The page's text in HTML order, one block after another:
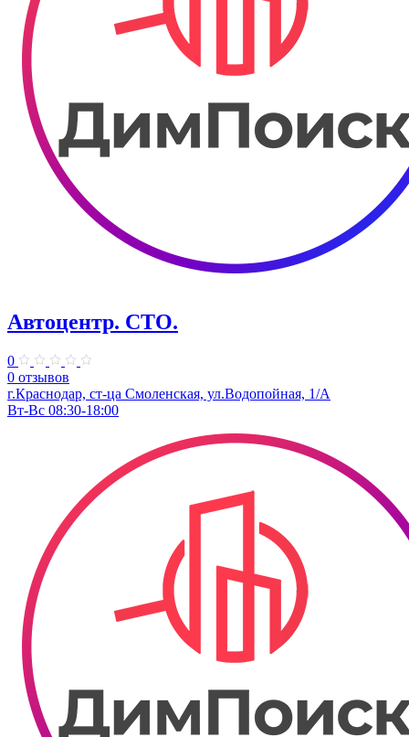
Автоцентр. СТО.
0
0 отзывов
г.Краснодар, ст-ца Смоленская, ул.Водопойная, 1/А
Вт-Вс 08:30-18:00